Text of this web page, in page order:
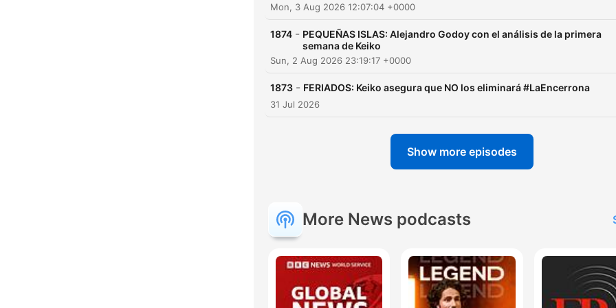
Mon, 3 Aug 2026 12:07:04 +0000
1874 - PEQUEÑAS ISLAS: Alejandro Godoy con el análisis de la primera
semana de Keiko
Sun, 2 Aug 2026 23:19:17 +0000
1873 - FERIADOS: Keiko asegura que NO los eliminará #LaEncerrona
31 Jul 2026
Show more episodes
More News podcasts